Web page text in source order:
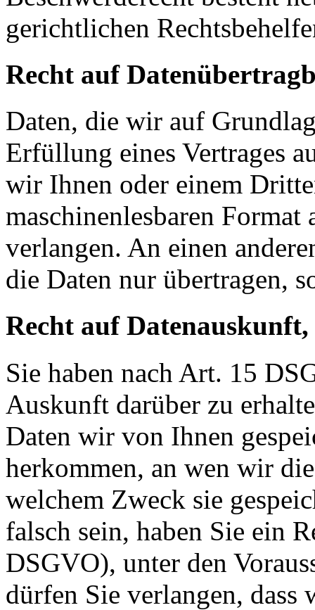
gerichtlichen
Recht auf
Daten, die wir auf
Erfüllung eines Vertrages
wir Ihnen oder einem
maschinenlesbaren Format
verlangen. An einen
die Daten nur übertragen,
Recht auf
Sie haben nach Art. 15
Auskunft darüber zu
Daten wir von Ihnen
herkommen, an wen wir
welchem Zweck sie
falsch sein, haben Sie ein
DSGVO), unter den
dürfen Sie verlangen, dass